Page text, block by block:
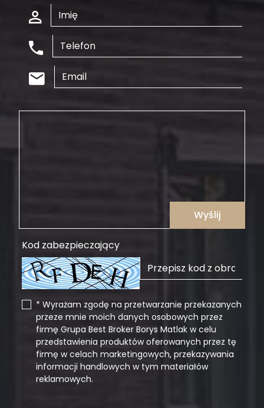
Wyślij
Kod zabezpieczający
* Wyrażam zgodę na przetwarzanie przekazanych
przeze mnie moich danych osobowych przez
firmę Grupa Best Broker Borys Matlak w celu
przedstawienia produktów oferowanych przez tę
firmę w celach marketingowych, przekazywania
informacji handlowych w tym materiałów
reklamowych.